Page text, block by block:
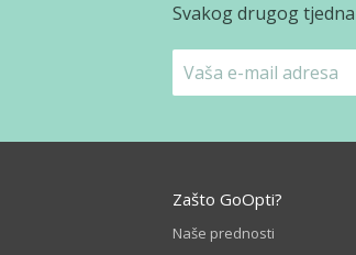
Svakog drugog
Zašto GoOpti?
Naše prednosti